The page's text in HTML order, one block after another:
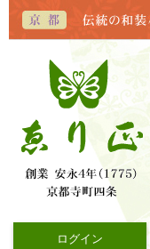
ログイン